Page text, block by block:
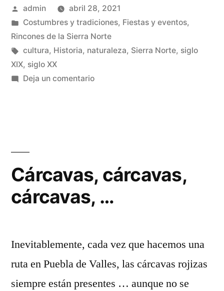
a
la
Sierra
Publicado
por
admin
abril 28, 2021
Publicado
en
Costumbres y tradiciones, Fiestas y eventos,
Rincones de la Sierra Norte
Etiquetas:
cultura, Historia, naturaleza, Sierra Norte, siglo
XIX, siglo XX
Deja un comentarioen
Norte
Guadalajara
Cárcavas, cárcavas,
cárcavas, …
Inevitablemente, cada vez que hacemos una
ruta en Puebla de Valles, las cárcavas rojizas
siempre están presentes … aunque no se